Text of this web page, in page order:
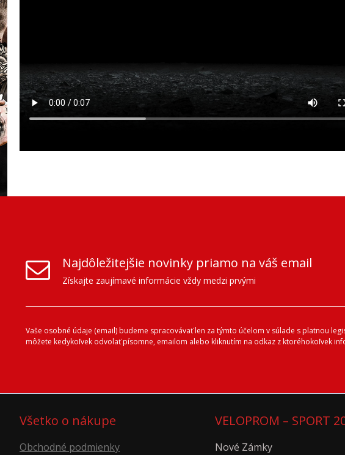
Najdôležitejšie novinky priamo na váš email
Získajte zaujímavé informácie vždy medzi prvými
Vaše osobné údaje (email) budeme spracovávať len za týmto účelom v súlade s platnou
môžete kedykoľvek odvolať písomne, emailom alebo kliknutím na odkaz z ktoréhokoľvek
Všetko o nákupe
Obchodné podmienky
VELOPROM – SPORT
Nové Zámky